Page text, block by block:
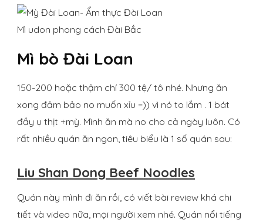
Mì udon phong cách Đài Bắc
Mì bò Đài Loan
150-200 hoặc thậm chí 300 tệ/ tô nhé. Nhưng ăn
xong đảm bảo no muốn xỉu =)) vì nó to lắm . 1 bát
đầy ụ thịt +mỳ. Mình ăn mà no cho cả ngày luôn. Có
rất nhiều quán ăn ngon, tiêu biểu là 1 số quán sau:
Liu Shan Dong Beef Noodles
Quán này mình đi ăn rồi, có viết bài review khá chi
tiết và video nữa, mọi người xem nhé. Quán nổi tiếng